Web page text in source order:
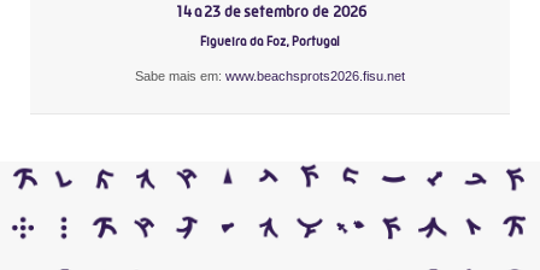
14 a 23 de setembro de 2026
Figueira da Foz, Portugal
Sabe mais em: www.beachsprots2026.fisu.net